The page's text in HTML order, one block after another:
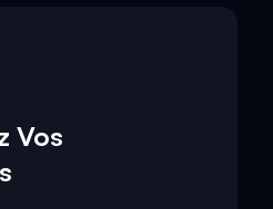
Vos